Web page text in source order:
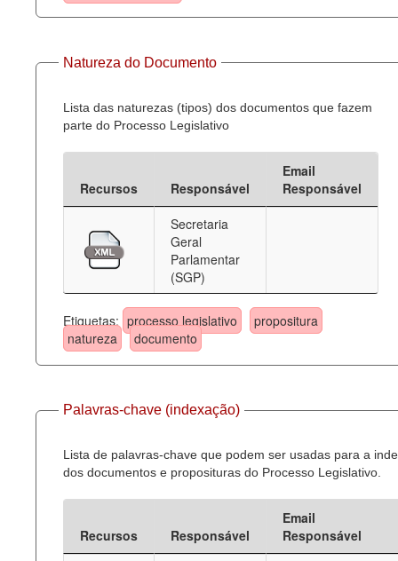
Natureza do Documento
Lista das naturezas (tipos) dos documentos que fazem
parte do Processo Legislativo
Recursos Responsável
Email
Responsável
Secretaria
Geral
Parlamentar
(SGP)
Etiquetas: processo legislativo
propositura
natureza
documento
Palavras-chave (indexação)
Lista de palavras-chave que podem ser usadas para a
dos documentos e proposituras do Processo Legislativo.
Recursos Responsável
Email
Responsável